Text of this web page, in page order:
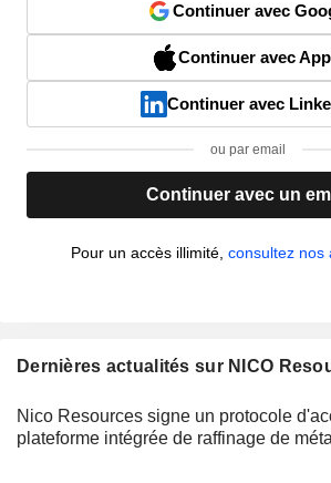
Continuer avec
Continuer avec
Continuer avec
ou par email
Continuer avec un
Pour un accès illimité, consultez nos
Dernières actualités sur NICO
Nico Resources signe un protocole
plateforme intégrée de raffinage de